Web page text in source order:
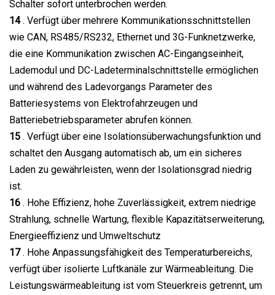
Schalter sofort unterbrochen werden.
14. Verfügt über mehrere Kommunikationsschnittstellen
wie CAN, RS485/RS232, Ethernet und 3G-Funknetzwerke,
die eine Kommunikation zwischen AC-Eingangseinheit,
Lademodul und DC-Ladeterminalschnittstelle ermöglichen
und während des Ladevorgangs Parameter des
Batteriesystems von Elektrofahrzeugen und
Batteriebetriebsparameter abrufen können.
15 . Verfügt über eine Isolationsüberwachungsfunktion und
schaltet den Ausgang automatisch ab, um ein sicheres
Laden zu gewährleisten, wenn der Isolationsgrad niedrig
ist.
16 . Hohe Effizienz, hohe Zuverlässigkeit, extrem niedrige
Strahlung, schnelle Wartung, flexible Kapazitätserweiterung,
Energieeffizienz und Umweltschutz
17. Hohe Anpassungsfähigkeit des Temperaturbereichs,
verfügt über isolierte Luftkanäle zur Wärmeableitung. Die
Leistungswärmeableitung ist vom Steuerkreis getrennt, um